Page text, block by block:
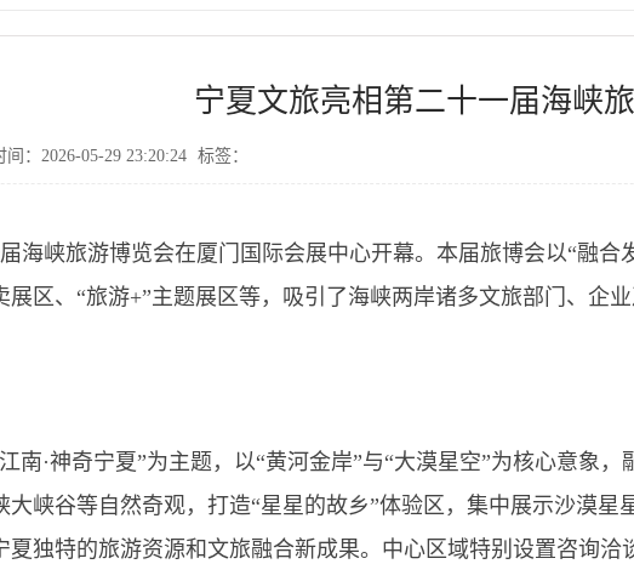
宁夏文旅亮相第二十一届海峡
间：2026-05-29 23:20:24 标签：
海峡旅游博览会在厦门国际会展中心开幕。本届旅博会以“融
展区、“旅游+”主题展区等，吸引了海峡两岸诸多文旅部门、企
南·神奇宁夏”为主题，以“黄河金岸”与“大漠星空”为核心意象
大峡谷等自然奇观，打造“星星的故乡”体验区，集中展示沙漠
夏独特的旅游资源和文旅融合新成果。中心区域特别设置咨询洽